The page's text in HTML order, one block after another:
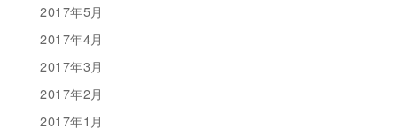
2017年5月
2017年4月
2017年3月
2017年2月
2017年1月